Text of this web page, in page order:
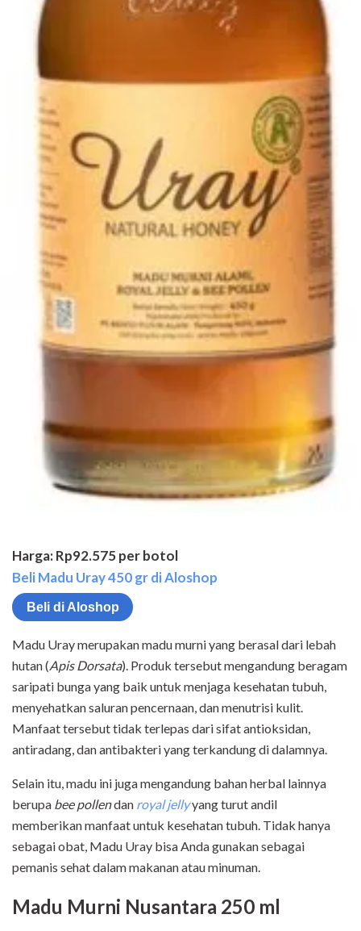
Harga: Rp92.575 per botol
Beli Madu Uray 450 gr di Aloshop
Beli di Aloshop
Madu Uray merupakan madu murni yang berasal dari lebah
hutan (Apis Dorsata). Produk tersebut mengandung beragam
saripati bunga yang baik untuk menjaga kesehatan tubuh,
menyehatkan saluran pencernaan, dan menutrisi kulit.
Manfaat tersebut tidak terlepas dari sifat antioksidan,
antiradang, dan antibakteri yang terkandung di dalamnya.
Selain itu, madu ini juga mengandung bahan herbal lainnya
berupa bee pollendan royal jellyyang turut andil
memberikan manfaat untuk kesehatan tubuh. Tidak hanya
sebagai obat, Madu Uray bisa Anda gunakan sebagai
pemanis sehat dalam makanan atau minuman.
Madu Murni Nusantara 250 ml